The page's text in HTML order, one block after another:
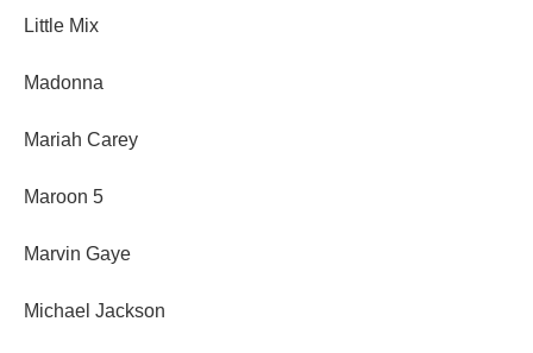
Little Mix
Madonna
Mariah Carey
Maroon 5
Marvin Gaye
Michael Jackson